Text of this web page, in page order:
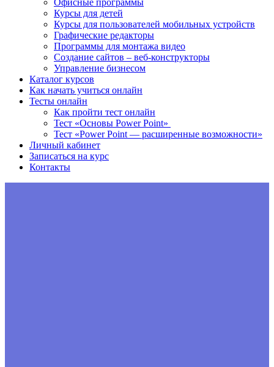
Офисные программы
Курсы для детей
Курсы для пользователей мобильных устройств
Графические редакторы
Программы для монтажа видео
Создание сайтов – веб-конструкторы
Управление бизнесом
Каталог курсов
Как начать учиться онлайн
Тесты онлайн
Как пройти тест онлайн
Тест «Основы Power Point»
Тест «Power Point — расширенные возможности»
Личный кабинет
Записаться на курс
Контакты